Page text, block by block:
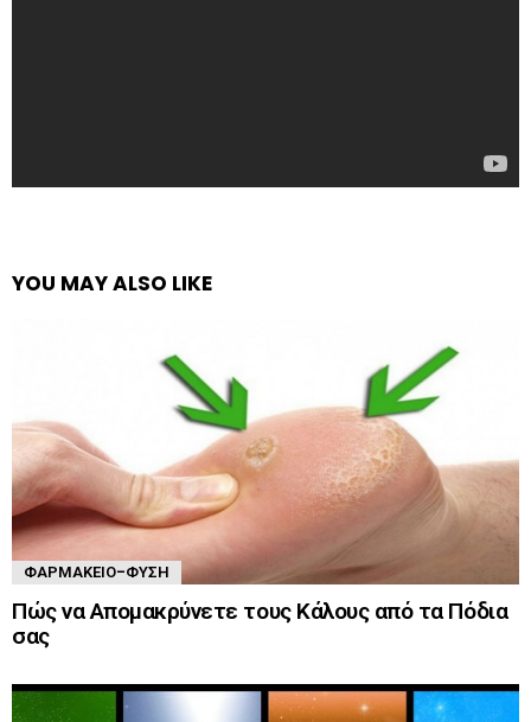
YOU MAY ALSO LIKE
ΦΑΡΜΑΚΕΊΟ-ΦΎΣΗ
Πώς να Απομακρύνετε τους Κάλους από τα Πόδια
σας